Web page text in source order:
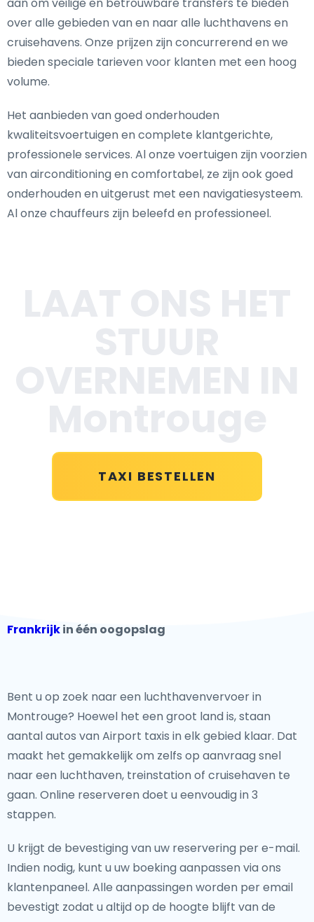
over alle gebieden van en naar alle luchthavens en
cruisehavens. Onze prijzen zijn concurrerend en we
bieden speciale tarieven voor klanten met een hoog
volume.
Het aanbieden van goed onderhouden
kwaliteitsvoertuigen en complete klantgerichte,
professionele services. Al onze voertuigen zijn voorzien
van airconditioning en comfortabel, ze zijn ook goed
onderhouden en uitgerust met een navigatiesysteem.
Al onze chauffeurs zijn beleefd en professioneel.
TAXI BESTELLEN
Frankrijkin één oogopslag
Bent u op zoek naar een luchthavenvervoer in
Montrouge? Hoewel het een groot land is, staan
aantal autos van Airport taxis in elk gebied klaar. Dat
maakt het gemakkelijk om zelfs op aanvraag snel
naar een luchthaven, treinstation of cruisehaven te
gaan. Online reserveren doet u eenvoudig in 3
stappen.
U krijgt de bevestiging van uw reservering per e-mail.
Indien nodig, kunt u uw boeking aanpassen via ons
klantenpaneel. Alle aanpassingen worden per email
bevestigt zodat u altijd op de hoogte blijft van de